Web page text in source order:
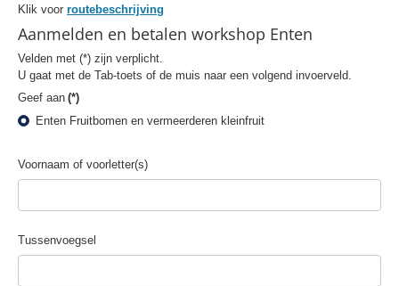
Klik voor routebeschrijving
Aanmelden en betalen workshop Enten
Velden met (*) zijn verplicht.
U gaat met de Tab-toets of de muis naar een volgend invoerveld.
Geef aan (*)
Enten Fruitbomen en vermeerderen kleinfruit
Voornaam of voorletter(s)
Tussenvoegsel